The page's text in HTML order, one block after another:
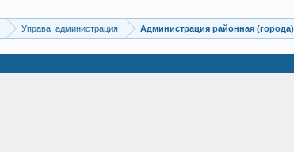
Управа, администрация Администрация районная (города)